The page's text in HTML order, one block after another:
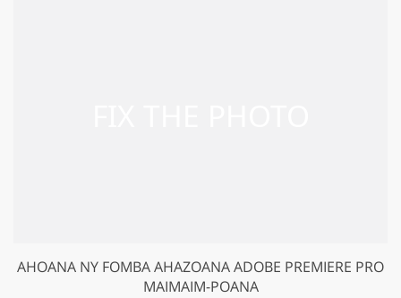
AHOANA NY FOMBA AHAZOANA ADOBE PREMIERE PRO
MAIMAIM-POANA